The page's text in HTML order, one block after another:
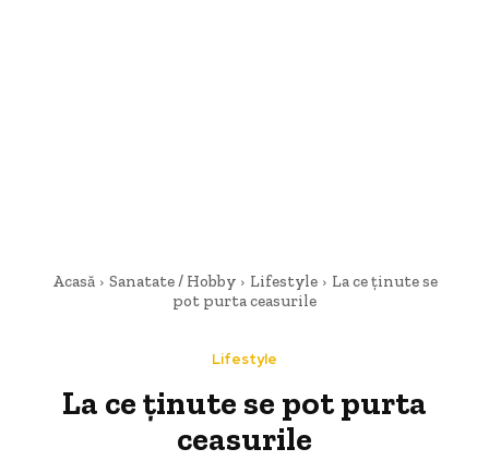
Acasă Sanatate / Hobby Lifestyle
La ce ținute se
pot purta ceasurile
Lifestyle
La ce ținute se pot purta
ceasurile